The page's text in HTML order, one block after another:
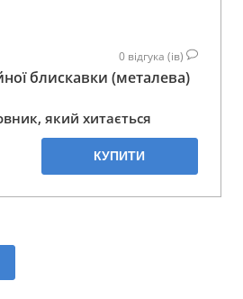
0 відгука (ів)
блискавки (металева)
який хитається
КУПИТИ